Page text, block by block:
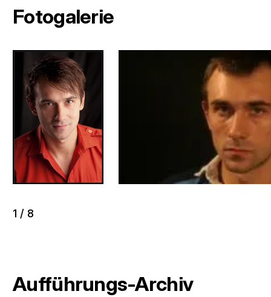
Fotogalerie
1 / 8
Aufführungs-Archiv